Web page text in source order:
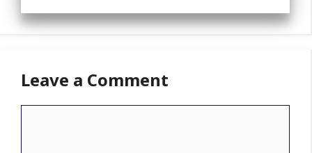
Leave a Comment